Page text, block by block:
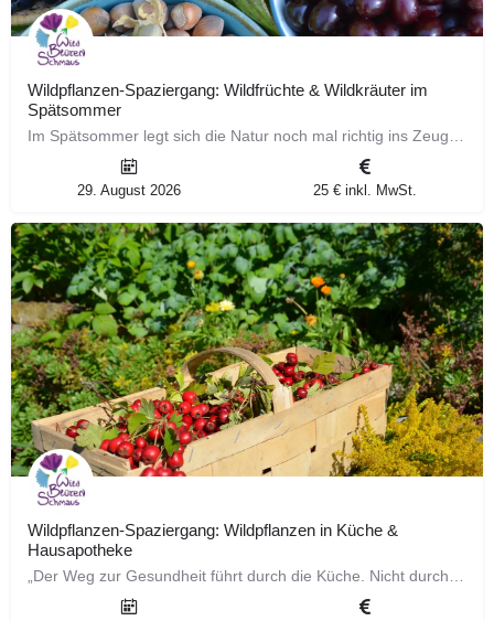
Wildpflanzen-Spaziergang: Wildfrüchte & Wildkräuter im
Spätsommer
Im Spätsommer legt sich die Natur noch mal richtig ins Zeug für uns. Salbst in Jahren, wo die Obsternte…
29. August 2026 25 € inkl. MwSt.
Wildpflanzen-Spaziergang: Wildpflanzen in Küche &
Hausapotheke
„Der Weg zur Gesundheit führt durch die Küche. Nicht durch die Apotheke“ ~ Sebastian Kneipp Weise Worte –…